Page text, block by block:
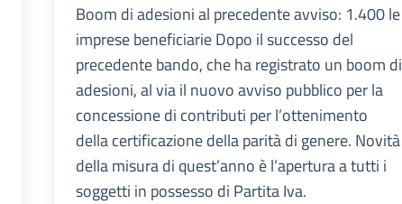
Boom di adesioni al precedente avviso: 1.400 le
imprese beneficiarie Dopo il successo del
precedente bando, che ha registrato un boom di
adesioni, al via il nuovo avviso pubblico per la
concessione di contributi per l’ottenimento
della certificazione della parità di genere. Novità
della misura di quest’anno è l’apertura a tutti i
soggetti in possesso di Partita Iva.